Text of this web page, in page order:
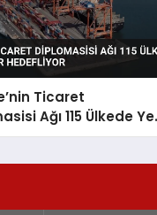
Ticaret
Ağı 115 Ülkede
Hedefliyor